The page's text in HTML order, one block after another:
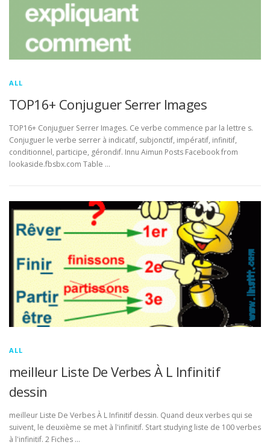
ALL
TOP16+ Conjuguer Serrer Images
TOP16+ Conjuguer Serrer Images. Ce verbe commence par la lettre s.
Conjuguer le verbe serrer à indicatif, subjonctif, impératif, infinitif,
conditionnel, participe, gérondif. Innu Aimun Posts Facebook from
lookaside.fbsbx.com Table …
ALL
meilleur Liste De Verbes À L Infinitif
dessin
meilleur Liste De Verbes À L Infinitif dessin. Quand deux verbes qui se
suivent, le deuxième se met à l'infinitif. Start studying liste de 100 verbes
à l'infinitif. 2 Fiches …